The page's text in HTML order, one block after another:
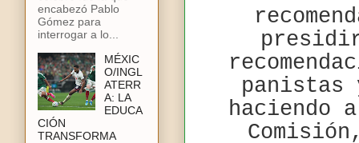
presidir
panistas
haciendo
encabezó Pablo
Gómez para
interrogar a lo...
MÉXIC
O/INGL
ATERR
A: LA
EDUCA
CIÓN
TRANSFORMA